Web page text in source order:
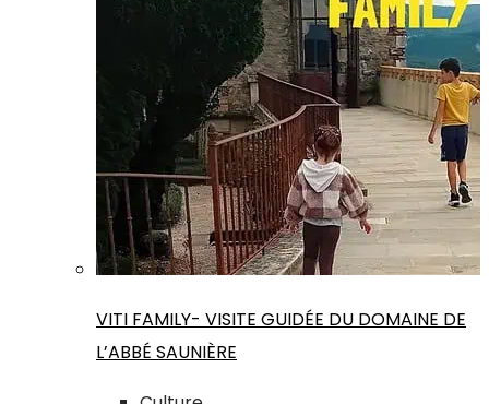
VITI FAMILY- VISITE GUIDÉE DU DOMAINE DE
L’ABBÉ SAUNIÈRE